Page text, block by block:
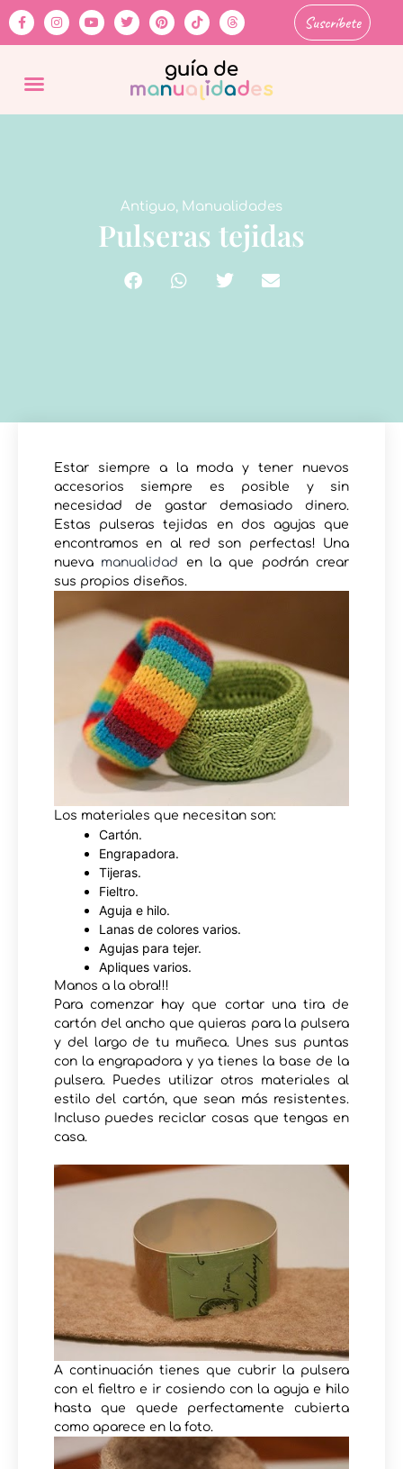
Suscríbete
Antiguo, Manualidades
Pulseras tejidas
Estar siempre a la moda y tener nuevos
accesorios siempre es posible y sin
necesidad de gastar demasiado dinero.
Estas pulseras tejidas en dos agujas que
encontramos en al red son perfectas! Una
nueva manualidad en la que podrán crear
sus propios diseños.
Los materiales que necesitan son:
Cartón.
Engrapadora.
Tijeras.
Fieltro.
Aguja e hilo.
Lanas de colores varios.
Agujas para tejer.
Apliques varios.
Manos a la obra!!!
Para comenzar hay que cortar una tira de
cartón del ancho que quieras para la pulsera
y del largo de tu muñeca. Unes sus puntas
con la engrapadora y ya tienes la base de la
pulsera. Puedes utilizar otros materiales al
estilo del cartón, que sean más resistentes.
Incluso puedes reciclar cosas que tengas en
casa.
A continuación tienes que cubrir la pulsera
con el fieltro e ir cosiendo con la aguja e hilo
hasta que quede perfectamente cubierta
como aparece en la foto.